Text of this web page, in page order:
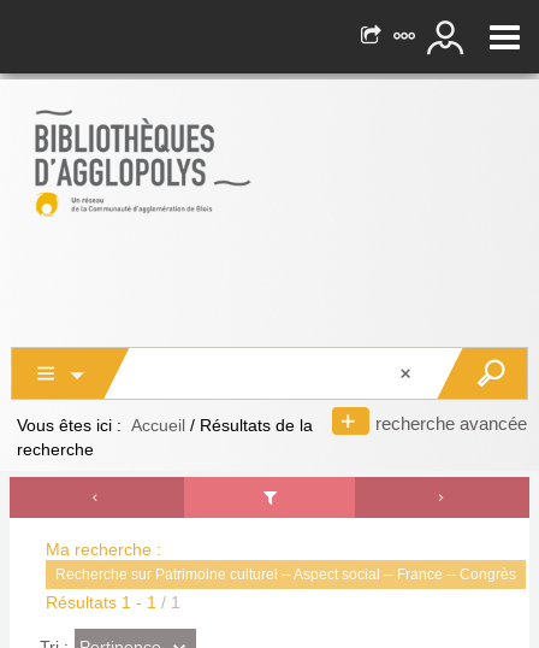
recherche avancée
Vous êtes ici : Accueil / Résultats de la
recherche
Ma recherche :
Recherche sur Patrimoine culturel -- Aspect social -- France -- Congrès
Résultats 1 - 1 / 1